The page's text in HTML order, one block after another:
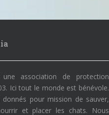
association de protection
Ici tout le monde est bénévole.
pour mission de sauver,
et placer les chats. Nous